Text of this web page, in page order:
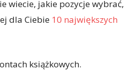
wiecie, jakie pozycje wybrać,
dla Ciebie 10 największych
książkowych.